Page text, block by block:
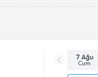
7 Ağu
Cum